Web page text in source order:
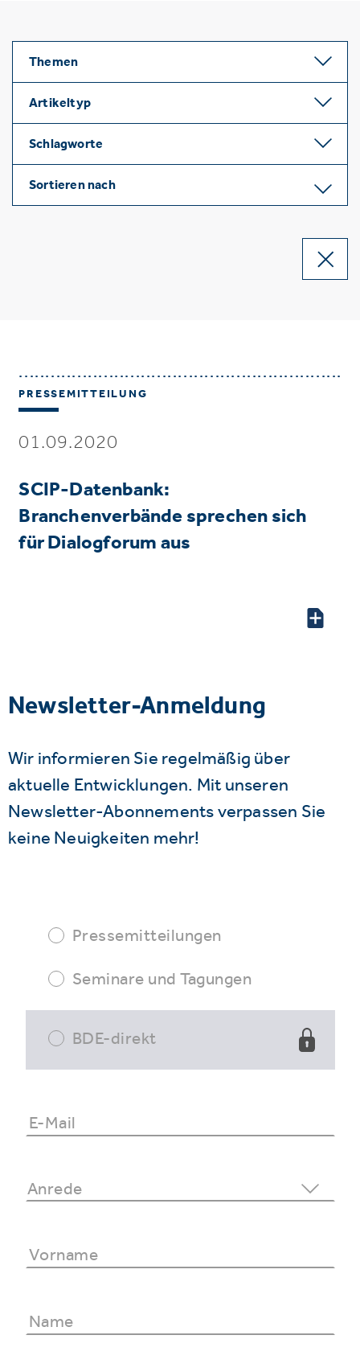
Themen
Artikeltyp
Schlagworte
Sortieren nach
PRESSEMITTEILUNG
01.09.2020
SCIP-Datenbank:
Branchenverbände sprechen sich
für Dialogforum aus
Newsletter-Anmeldung
Wir informieren Sie regelmäßig über
aktuelle Entwicklungen. Mit unseren
Newsletter-Abonnements verpassen Sie
keine Neuigkeiten mehr!
Pressemitteilungen
Seminare und Tagungen
BDE-direkt